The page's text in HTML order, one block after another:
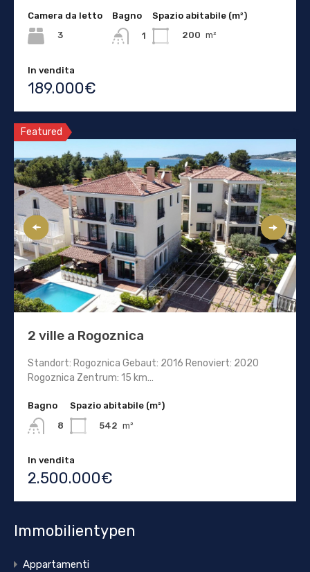
Camera da letto
3
Bagno
1
Spazio abitabile (m²)
200 m²
In vendita
189.000€
Featured
2 ville a Rogoznica
Standort: Rogoznica Gebaut: 2016 Renoviert: 2020
Rogoznica Zentrum: 15 km…
Bagno
8
Spazio abitabile (m²)
542 m²
In vendita
2.500.000€
Immobilientypen
Appartamenti